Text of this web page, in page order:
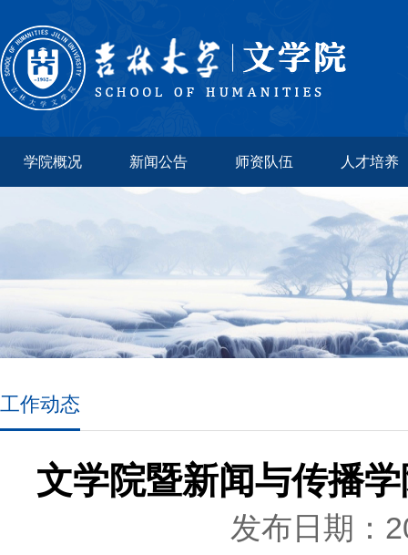
学院概况 新闻公告 师资队伍 人才培养
工作动态
文学院暨新闻与传播
发布日期：